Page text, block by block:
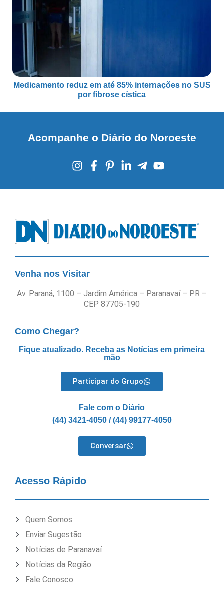
Medicamento reduz em até 85% internações no SUS
por fibrose cística
Acompanhe o Diário do Noroeste
Venha nos Visitar
Av. Paraná, 1100 – Jardim América – Paranavaí – PR –
CEP 87705-190
Como Chegar?
Fique atualizado. Receba as Notícias em primeira
mão
Participar do Grupo
Fale com o Diário
(44) 3421-4050 / (44) 99177-4050
Conversar
Acesso Rápido
Quem Somos
Enviar Sugestão
Notícias de Paranavaí
Notícias da Região
Fale Conosco